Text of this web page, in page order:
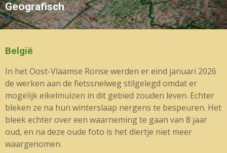
Geografisch
België
In het Oost-Vlaamse Ronse werden er eind januari 2026
de werken aan de fietssnelweg stilgelegd omdat er
mogelijk eikelmuizen in dit gebied zouden leven. Echter
bleken ze na hun winterslaap nergens te bespeuren. Het
bleek echter over een waarneming te gaan van 8 jaar
oud, en na deze oude foto is het diertje niet meer
waargenomen.